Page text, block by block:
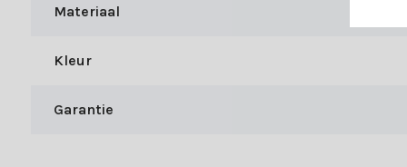
Bij Kerstland.nl geniet je niet alleen van een divers aanbod,
Snelle levering (1-3 werkdagen)
Materiaal
Kleur
Garantie